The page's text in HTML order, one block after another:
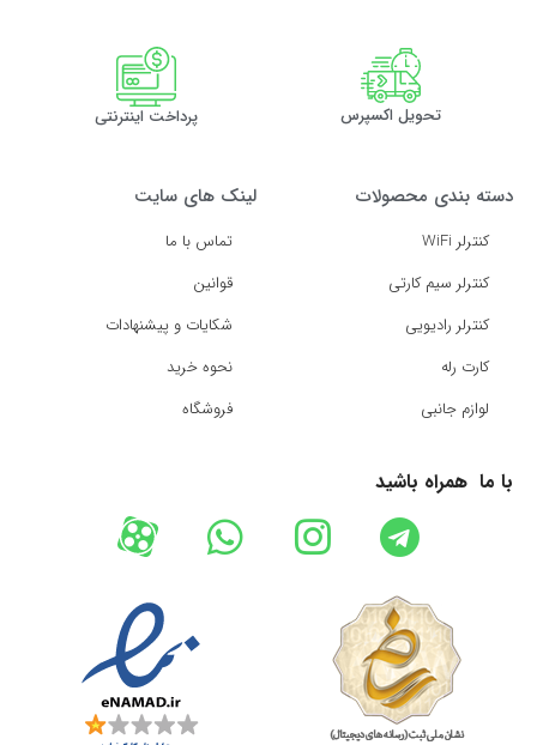
تحویل اکسپرس پرداخت اینترنتی
دسته بندی محصولات
کنترلر WiFi
کنترلر سیم کارتی
کنترلر رادیویی
کارت رله
لوازم جانبی
لینک های سایت
تماس با ما
قوانین
شکایات و پیشنهادات
نحوه خرید
فروشگاه
با ما همراه باشید